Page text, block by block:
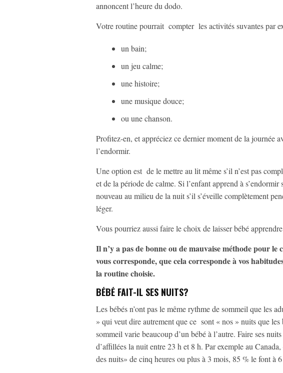
annoncent l’heure du dodo.
Votre routine pourrait compter les activités suvantes par
un bain;
un jeu calme;
une histoire;
une musique douce;
ou une chanson.
Profitez-en, et appréciez ce dernier moment de la journée
l’endormir.
Une option est de le mettre au lit même s’il n’est pas
et de la période de calme. Si l’enfant apprend à
nouveau au milieu de la nuit s’il s’éveille complètement
léger.
Vous pourriez aussi faire le choix de laisser bébé
Il n’y a pas de bonne ou de mauvaise méthode pour le
vous corresponde, que cela corresponde à vos
la routine choisie.
BÉBÉ FAIT-IL SES NUITS?
Les bébés n’ont pas le même rythme de sommeil que les
» qui veut dire autrement que ce sont « nos » nuits que
sommeil varie beaucoup d’un bébé à l’autre. Faire ses
d’affillées la nuit entre 23 h et 8 h. Par exemple au
des nuits» de cinq heures ou plus à 3 mois, 85 % le font à